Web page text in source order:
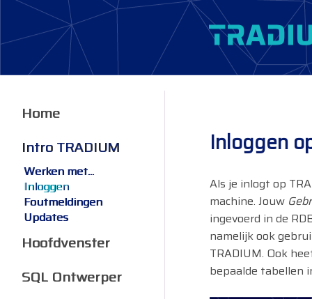
Inloggen
Als je inlogt op
machine. Jouw
ingevoerd in de
namelijk ook
TRADIUM. Ook
bepaalde tabellen
Home
Intro TRADIUM
Werken met...
Inloggen
Foutmeldingen
Updates
Hoofdvenster
SQL Ontwerper